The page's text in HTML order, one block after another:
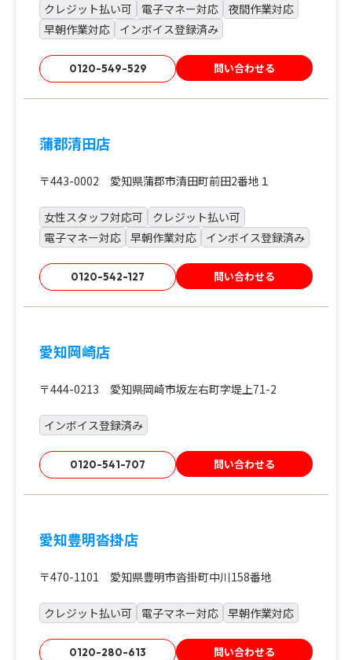
クレジット払い可 電子マネー対応
夜間作業対応
早朝作業対応
インボイス登録済み
0120-549-529 問い合わせる
蒲郡清田店
〒443-0002 愛知県蒲郡市清田町前田2番地１
女性スタッフ対応可
クレジット払い可
電子マネー対応 早朝作業対応 インボイス登録済み
0120-542-127 問い合わせる
愛知岡崎店
〒444-0213 愛知県岡崎市坂左右町字堤上71-2
インボイス登録済み
0120-541-707 問い合わせる
愛知豊明沓掛店
〒470-1101 愛知県豊明市沓掛町中川158番地
クレジット払い可 電子マネー対応 早朝作業対応
0120-280-613 問い合わせる